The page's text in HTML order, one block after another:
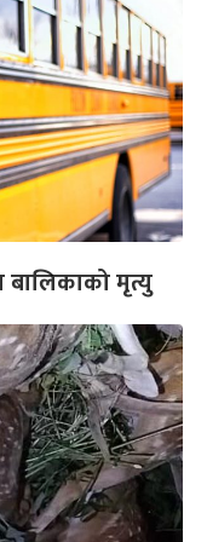
बालिकाको मृत्यु